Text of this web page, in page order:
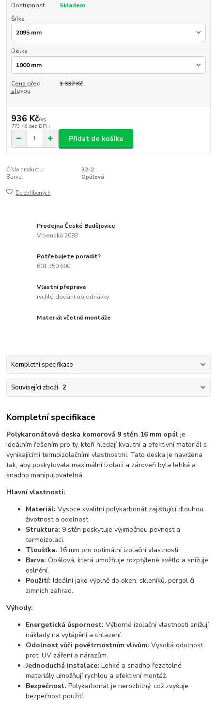
Dostupnost
Skladem
Šířka
Délka
Cena před
slevou
1 337 Kč
936 Kč/ks
773 Kč bez DPH
Přidat do košíku
Číslo produktu:
32-2
Barva:
Opálová
Do oblíbených
Prodejna České Budějovice
Vrbenská 2083
Potřebujete poradit?
601 350 600
Vlastní přeprava
rychlé dodání objednávky
Materiál včetně montáže
Kompletní specifikace
Související zboží 2
Kompletní specifikace
Polykaronátová deska komorová 9 stěn 16 mm opál je
ideálním řešením pro ty, kteří hledají kvalitní a efektivní materiál s
vynikajícími termoizolačními vlastnostmi. Tato deska je navržena
tak, aby poskytovala maximální izolaci a zároveň byla lehká a
snadno manipulovatelná.
Hlavní vlastnosti:
Materiál: Vysoce kvalitní polykarbonát zajišťující dlouhou
životnost a odolnost.
Struktura: 9 stěn poskytuje výjimečnou pevnost a
termoizolaci.
Tloušťka: 16 mm pro optimální izolační vlastnosti.
Barva: Opálová, která umožňuje rozptýlené světlo a snižuje
oslnění.
Použití: Ideální jako výplně do oken, skleníků, pergol či
zimních zahrad.
Výhody:
Energetická úspornost: Výborné izolační vlastnosti snižují
náklady na vytápění a chlazení.
Odolnost vůči povětrnostním vlivům: Vysoká odolnost
proti UV záření a nárazům.
Jednoduchá instalace: Lehké a snadno řezatelné
materiály umožňují rychlou a efektivní montáž.
Bezpečnost: Polykarbonát je nerozbitný, což zvyšuje
bezpečnost použití.